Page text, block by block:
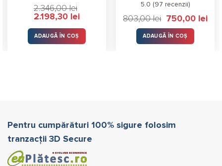
2.346,00lei
Prețul
inițial
a
fost:
2.198,30 leiPrețul
curent
este:
ADAUGĂ ÎN COȘ
Evaluat la
din 5
5.0 (97 recenzii)
803,00lei
Prețul
inițial
a
fost:
803,00 lei.
750,00 lei
ADAUGĂ ÎN COȘ
Pentru cumpărături 100% sigure folosim
tranzacții 3D Secure